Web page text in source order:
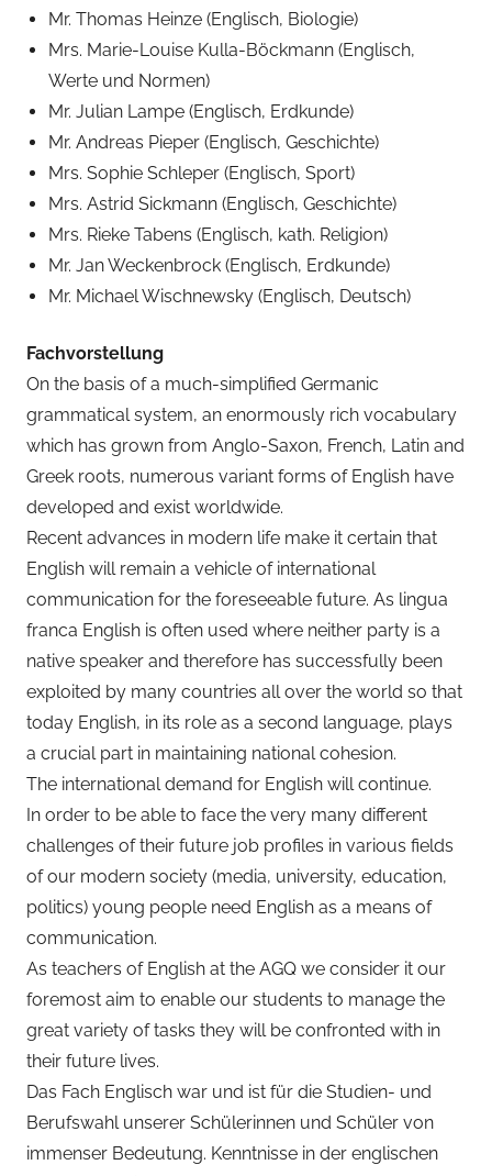
Mr. Thomas Heinze (Englisch, Biologie)
Mrs. Marie-Louise Kulla-Böckmann (Englisch,
Werte und Normen)
Mr. Julian Lampe (Englisch, Erdkunde)
Mr. Andreas Pieper (Englisch, Geschichte)
Mrs. Sophie Schleper (Englisch, Sport)
Mrs. Astrid Sickmann (Englisch, Geschichte)
Mrs. Rieke Tabens (Englisch, kath. Religion)
Mr. Jan Weckenbrock (Englisch, Erdkunde)
Mr. Michael Wischnewsky (Englisch, Deutsch)
Fachvorstellung
On the basis of a much-simplified Germanic
grammatical system, an enormously rich vocabulary
which has grown from Anglo-Saxon, French, Latin and
Greek roots, numerous variant forms of English have
developed and exist worldwide.
Recent advances in modern life make it certain that
English will remain a vehicle of international
communication for the foreseeable future. As lingua
franca English is often used where neither party is a
native speaker and therefore has successfully been
exploited by many countries all over the world so that
today English, in its role as a second language, plays
a crucial part in maintaining national cohesion.
The international demand for English will continue.
In order to be able to face the very many different
challenges of their future job profiles in various fields
of our modern society (media, university, education,
politics) young people need English as a means of
communication.
As teachers of English at the AGQ we consider it our
foremost aim to enable our students to manage the
great variety of tasks they will be confronted with in
their future lives.
Das Fach Englisch war und ist für die Studien- und
Berufswahl unserer Schülerinnen und Schüler von
immenser Bedeutung. Kenntnisse in der englischen